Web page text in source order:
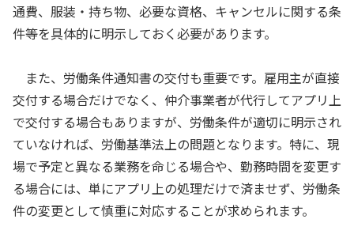
通費、服装・持ち物、必要な資格、キャンセルに関する条
件等を具体的に明示しておく必要があります。
また、労働条件通知書の交付も重要です。雇用主が直接
交付する場合だけでなく、仲介事業者が代行してアプリ上
で交付する場合もありますが、労働条件が適切に明示され
ていなければ、労働基準法上の問題となります。特に、現
場で予定と異なる業務を命じる場合や、勤務時間を変更す
る場合には、単にアプリ上の処理だけで済ませず、労働条
件の変更として慎重に対応することが求められます。